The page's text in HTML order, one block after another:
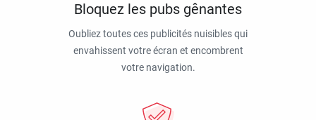
Bloquez les pubs gênantes
Oubliez toutes ces publicités nuisibles qui
envahissent votre écran et encombrent
votre navigation.